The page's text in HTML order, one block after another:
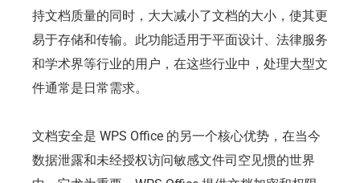
持文档质量的同时，大大减小了文档的大小，使其更
易于存储和传输。此功能适用于平面设计、法律服务
和学术界等行业的用户，在这些行业中，处理大型文
件通常是日常需求。
文档安全是 WPS Office 的另一个核心优势，在当今
数据泄露和未经授权访问敏感文件司空见惯的世界